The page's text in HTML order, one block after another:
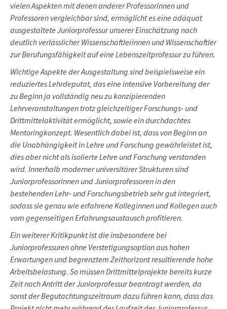
vielen Aspekten mit denen anderer Professorinnen und
Professoren vergleichbar sind, ermöglicht es eine adäquat
ausgestaltete Juniorprofessur unserer Einschätzung nach
deutlich verlässlicher Wissenschaftlerinnen und Wissenschaftler
zur Berufungsfähigkeit auf eine Lebenszeitprofessur zu führen.
Wichtige Aspekte der Ausgestaltung sind beispielsweise ein
reduziertes Lehrdeputat, das eine intensive Vorbereitung der
zu Beginn ja vollständig neu zu konzipierenden
Lehrveranstaltungen trotz gleichzeitiger Forschungs- und
Drittmittelaktivität ermöglicht, sowie ein durchdachtes
Mentoringkonzept. Wesentlich dabei ist, dass von Beginn an
die Unabhängigkeit in Lehre und Forschung gewährleistet ist,
dies aber nicht als isolierte Lehre und Forschung verstanden
wird. Innerhalb moderner universitärer Strukturen sind
Juniorprofessorinnen und Juniorprofessoren in den
bestehenden Lehr- und Forschungsbetrieb sehr gut integriert,
sodass sie genau wie erfahrene Kolleginnen und Kollegen auch
vom gegenseitigen Erfahrungsaustausch profitieren.
Ein weiterer Kritikpunkt ist die insbesondere bei
Juniorprofessuren ohne Verstetigungsoption aus hohen
Erwartungen und begrenztem Zeithorizont resultierende hohe
Arbeitsbelastung. So müssen Drittmittelprojekte bereits kurze
Zeit nach Antritt der Juniorprofessur beantragt werden, da
sonst der Begutachtungszeitraum dazu führen kann, dass das